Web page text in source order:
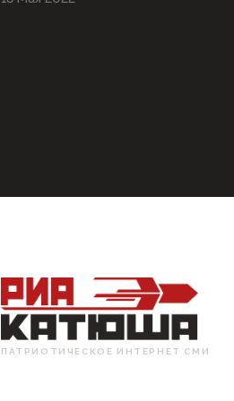
ПАТРИОТИЧЕСКОЕ ИНТЕРНЕТ СМИ